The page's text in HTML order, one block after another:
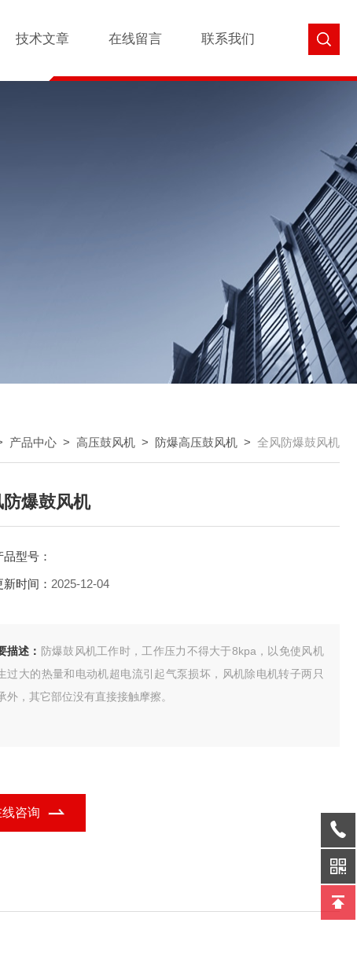
技术文章 在线留言 联系我们
产品中心 > 高压鼓风机 > 防爆高压鼓风机 > 全风防爆鼓风机
爆鼓风机
品型号：
新时间： 2025-12-04
描述： 防爆鼓风机工作时，工作压力不得大于8kpa，以免使风机
过大的热量和电动机超电流引起气泵损坏，风机除电机转子两只
外，其它部位没有直接接触摩擦。
线咨询